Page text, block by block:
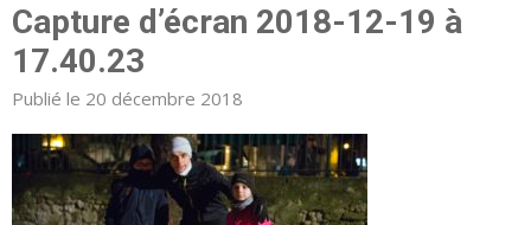
Capture d’écran 2018-12-19 à
17.40.23
Publié le 20 décembre 2018